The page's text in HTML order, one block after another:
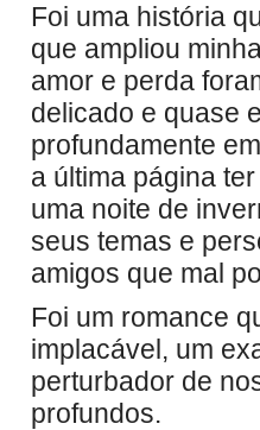
Foi uma história
que ampliou
amor e perda
delicado e quase
profundamente
a última página
uma noite de
seus temas e
amigos que mal
Foi um romance
implacável, um
perturbador de
profundos.